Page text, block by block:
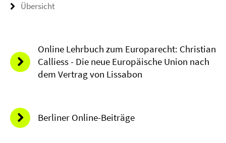
Übersicht
Online Lehrbuch zum Europarecht: Christian
Calliess - Die neue Europäische Union nach
dem Vertrag von Lissabon
Berliner Online-Beiträge